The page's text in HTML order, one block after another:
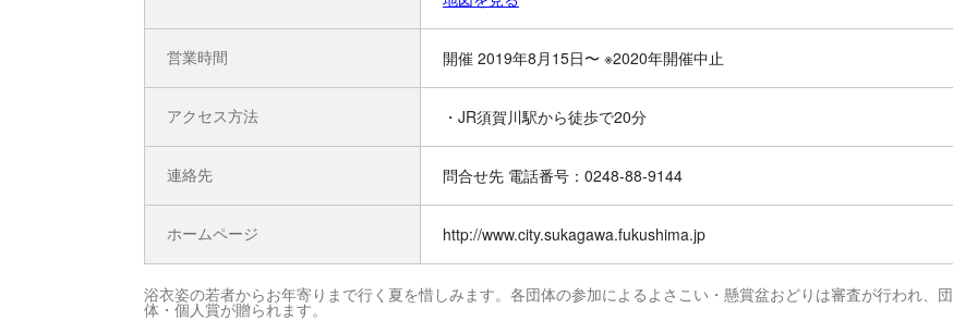
営業時間 開催 2019年8月15日〜 ※2020年開催中止
アクセス方法 ・JR須賀川駅から徒歩で20分
連絡先 問合せ先 電話番号：0248-88-9144
ホームページ http://www.city.sukagawa.fukushima.jp
浴衣姿の若者からお年寄りまで行く夏を惜しみます。各団体の参加によるよさこい・懸賞盆おどりは審査が行われ、団
体・個人賞が贈られます。